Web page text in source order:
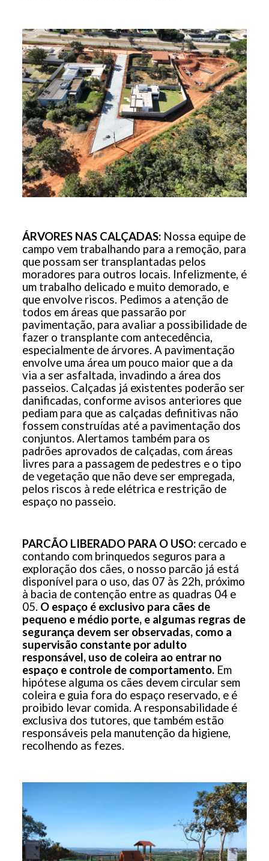
ÁRVORES NAS CALÇADAS:Nossa equipe de
campo vem trabalhando para a remoção, para
que possam ser transplantadas pelos
moradores para outros locais. Infelizmente, é
um trabalho delicado e muito demorado, e
que envolve riscos. Pedimos a atenção de
todos em áreas que passarão por
pavimentação, para avaliar a possibilidade de
fazer o transplante com antecedência,
especialmente de árvores. A pavimentação
envolve uma área um pouco maior que a da
via a ser asfaltada, invadindo a área dos
passeios. Calçadas já existentes poderão ser
danificadas, conforme avisos anteriores que
pediam para que as calçadas definitivas não
fossem construídas até a pavimentação dos
conjuntos. Alertamos também para os
padrões aprovados de calçadas, com áreas
livres para a passagem de pedestres e o tipo
de vegetação que não deve ser empregada,
pelos riscos à rede elétrica e restrição de
espaço no passeio.
PARCÃO LIBERADO PARA O USO: cercado e
contando com brinquedos seguros para a
exploração dos cães, o nosso parcão já está
disponível para o uso, das 07 às 22h, próximo
à bacia de contenção entre as quadras 04 e
05. O espaço é exclusivo para cães de
pequeno e médio porte, e algumas regras de
segurança devem ser observadas, como a
supervisão constante por adulto
responsável, uso de coleira ao entrar no
espaço e controle de comportamento.Em
hipótese alguma os cães devem circular sem
coleira e guia fora do espaço reservado, e é
proibido levar comida. A responsabilidade é
exclusiva dos tutores, que também estão
responsáveis pela manutenção da higiene,
recolhendo as fezes.